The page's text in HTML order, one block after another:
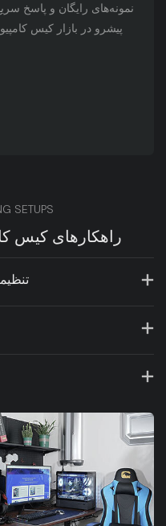
نمونه‌های رایگان و پاسخ
پیشرو در بازار کیس
SETUPS
راهکارهای کیس